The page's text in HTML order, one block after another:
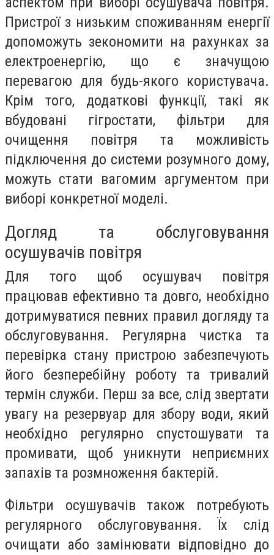
Пристрої з низьким споживанням енергії
допоможуть зекономити на рахунках за
електроенергію, що є значущою
перевагою для будь-якого користувача.
Крім того, додаткові функції, такі як
вбудовані гігростати, фільтри для
очищення повітря та можливість
підключення до системи розумного дому,
можуть стати вагомим аргументом при
виборі конкретної моделі.
Догляд та обслуговування
осушувачів повітря
Для того щоб осушувач повітря
працював ефективно та довго, необхідно
дотримуватися певних правил догляду та
обслуговування. Регулярна чистка та
перевірка стану пристрою забезпечують
його безперебійну роботу та тривалий
термін служби. Перш за все, слід звертати
увагу на резервуар для збору води, який
необхідно регулярно спустошувати та
промивати, щоб уникнути неприємних
запахів та розмноження бактерій.
Фільтри осушувачів також потребують
регулярного обслуговування. Їх слід
очищати або замінювати відповідно до